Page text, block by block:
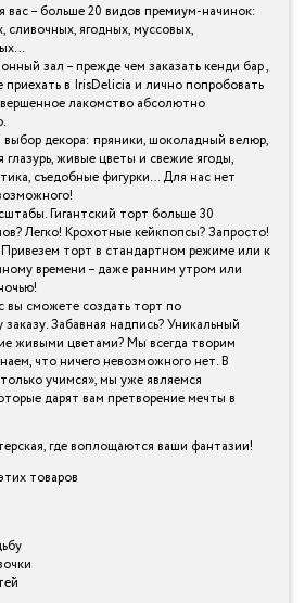
вас – больше 20 видов премиум-начинок:
сливочных, ягодных, муссовых,
зал – прежде чем заказать кенди бар ,
в IrisDelicia и лично попробовать
лакомство абсолютно
декора: пряники, шоколадный велюр,
глазурь, живые цветы и свежие ягоды,
съедобные фигурки… Для нас нет
Гигантский торт больше 30
Легко! Крохотные кейкпопсы? Запросто!
торт в стандартном режиме или к
времени – даже ранним утром или
вы сможете создать торт по
Забавная надпись? Уникальный
живыми цветами? Мы всегда творим
что ничего невозможного нет. В
учимся», мы уже являемся
дарят вам претворение мечты в
где воплощаются ваши фантазии!
товаров